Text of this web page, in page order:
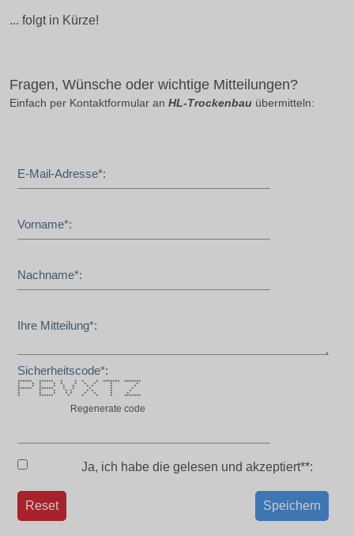
... folgt in Kürze!
Fragen, Wünsche oder wichtige Mitteilungen?
Einfach per Kontaktformular an HL-Trockenbau übermitteln:
E-Mail-Adresse*:
Vorname*:
Nachname*:
Ihre Mitteilung*:
Sicherheitscode*:
****** ****** * * * * ******* *******
* * * * * * * * * *
* * * * * * * * * *
****** ****** * * * * *
* * * * * * * * *
* * * * * * * * *
* ****** * * * * *******
Regenerate code
Ja, ich habe die gelesen und akzeptiert**:
Speichern
Reset